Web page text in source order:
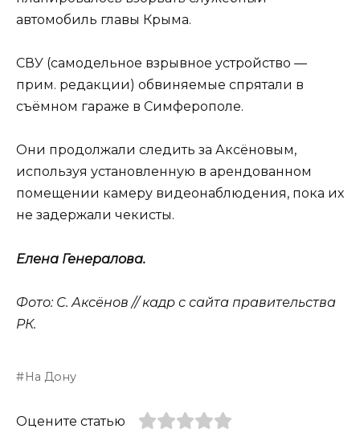
автомобиль главы Крыма.
СВУ (самодельное взрывное устройство —
прим. редакции) обвиняемые спрятали в
съёмном гараже в Симферополе.
Они продолжали следить за Аксёновым,
используя установленную в арендованном
помещении камеру видеонаблюдения, пока их
не задержали чекисты.
Елена Генералова.
Фото: С. Аксёнов // кадр с сайта правительства
РК.
На Дону
Оцените статью